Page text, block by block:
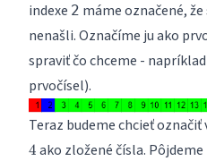
indexe 2 máme označené,
nenašli. Označíme ju ako
spraviť čo chceme -
prvočísel).
Teraz budeme chcieť
4 ako zložené čísla.